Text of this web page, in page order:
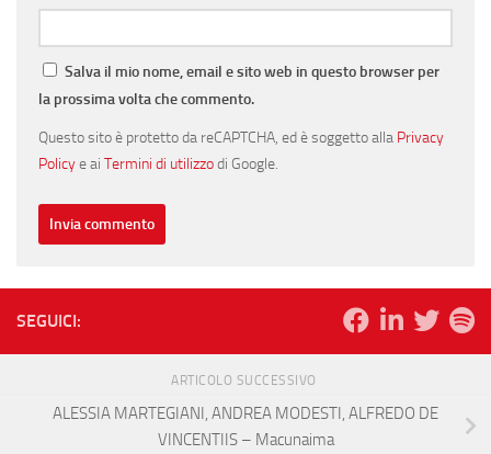
Salva il mio nome, email e sito web in questo browser per
la prossima volta che commento.
Questo sito è protetto da reCAPTCHA, ed è soggetto alla Privacy
Policye ai Termini di utilizzodi Google.
SEGUICI:
ARTICOLO SUCCESSIVO
ALESSIA MARTEGIANI, ANDREA MODESTI, ALFREDO DE
VINCENTIIS – Macunaima